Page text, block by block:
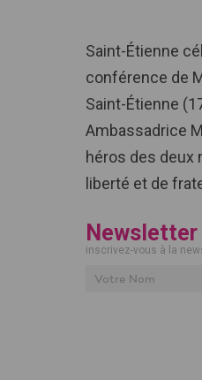
Saint-Étienne
conférence de
Saint-Étienne
Ambassadrice
héros des deux
liberté et de
Newsletter
inscrivez-vous à la